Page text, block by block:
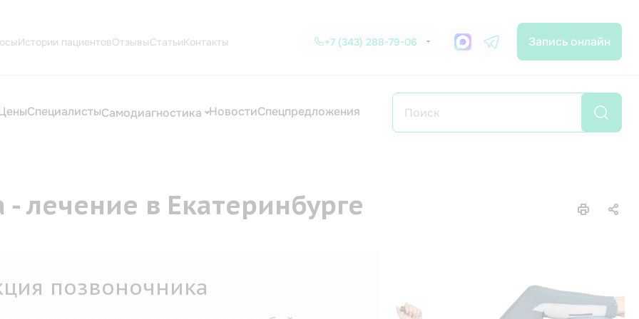
Истории пациентовОтзывыСтатьиКонтакты +7 (343) 288-79-06 Запись онлайн
СпециалистыСамодиагностика НовостиСпецпредложения
лечение в Екатеринбурге
терапевт, остеопат